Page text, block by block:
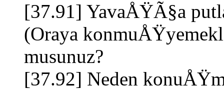
[37.91] YavaÅŸÃ§a
(Oraya
musunuz?
[37.92] Neden